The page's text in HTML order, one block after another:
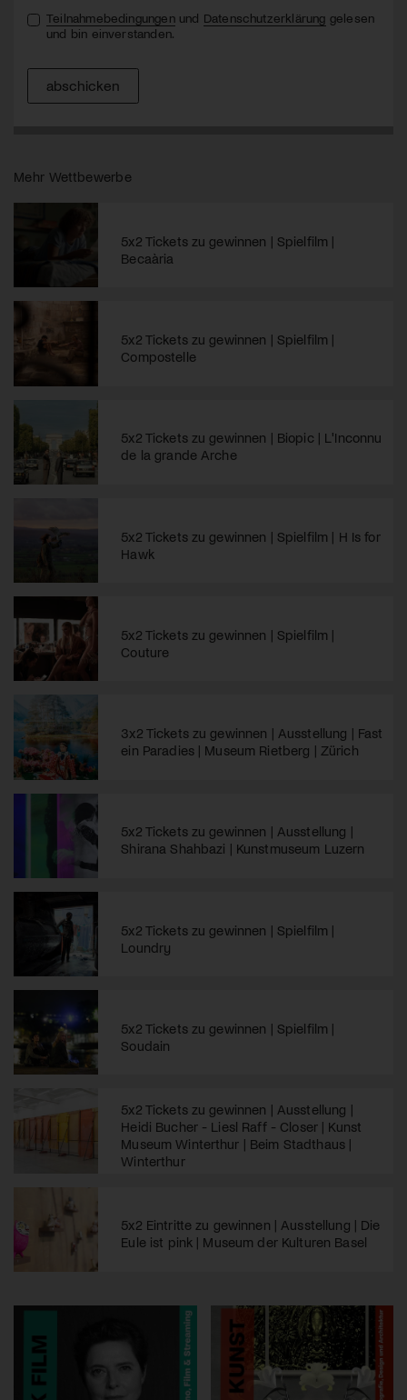
Teilnahmebedingungenund Datenschutzerklärung gelesen
und bin einverstanden.
abschicken
Mehr Wettbewerbe
5x2 Tickets zu gewinnen | Spielfilm |
Becaària
5x2 Tickets zu gewinnen | Spielfilm |
Compostelle
5x2 Tickets zu gewinnen | Biopic | L'Inconnu
de la grande Arche
5x2 Tickets zu gewinnen | Spielfilm | H Is for
Hawk
5x2 Tickets zu gewinnen | Spielfilm |
Couture
3x2 Tickets zu gewinnen | Ausstellung | Fast
ein Paradies | Museum Rietberg | Zürich
5x2 Tickets zu gewinnen | Ausstellung |
Shirana Shahbazi | Kunstmuseum Luzern
5x2 Tickets zu gewinnen | Spielfilm |
Loundry
5x2 Tickets zu gewinnen | Spielfilm |
Soudain
5x2 Tickets zu gewinnen | Ausstellung |
Heidi Bucher - Liesl Raff - Closer | Kunst
Museum Winterthur | Beim Stadthaus |
Winterthur
5x2 Eintritte zu gewinnen | Ausstellung | Die
Eule ist pink | Museum der Kulturen Basel